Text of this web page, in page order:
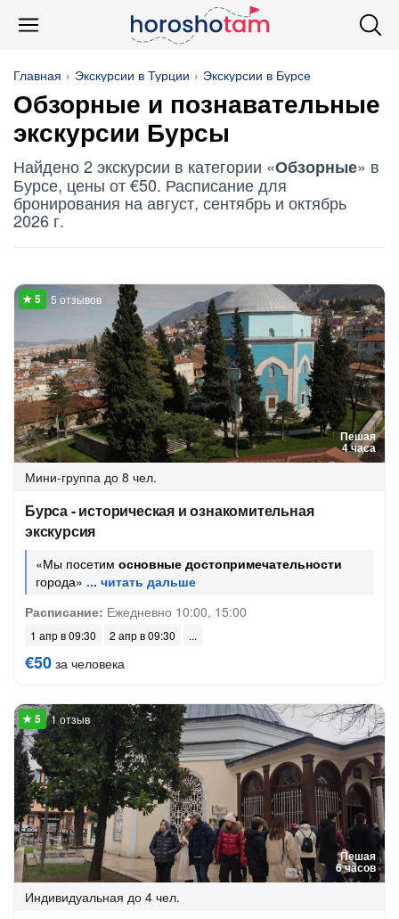
Главная Экскурсии в Турции Экскурсии в Бурсе
Обзорные и познавательные
экскурсии Бурсы
Найдено 2 экскурсии в категории «Обзорные» в
Бурсе, цены от €50. Расписание для
бронирования на август, сентябрь и октябрь
2026 г.
Пешая
4 часа
5 отзывов
Мини-группа до 8 чел.
Бурса - историческая и ознакомительная
экскурсия
«Мы посетим основные достопримечательности
города»
Расписание: Ежедневно 10:00, 15:00
1 апр в 09:30 2 апр в 09:30
€50 за человека
Пешая
6 часов
1 отзыв
Индивидуальная до 4 чел.